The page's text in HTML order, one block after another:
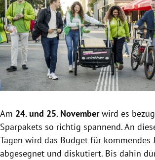
Untermenü
Untermenü
Untermenü
Untermenü
Untermenü
Am 24. und 25. Novemberwird es
Sparpakets so richtig spannend. An
Tagen wird das Budget für kommendes
abgesegnet und diskutiert. Bis dahin